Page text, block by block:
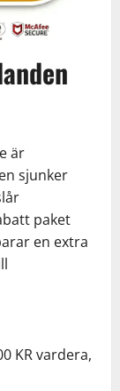
är
sjunker
paket
en extra
KR vardera,